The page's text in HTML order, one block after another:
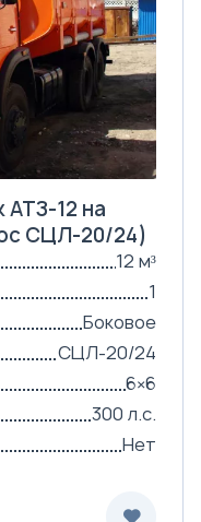
12 на
СЦЛ-20/24)
12 м³
1
Боковое
СЦЛ-20/24
6×6
300 л.с.
Нет